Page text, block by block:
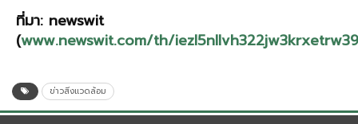
ที่มา: newswit
(www.newswit.com/th/
ข่าวสิ่งแวดล้อม